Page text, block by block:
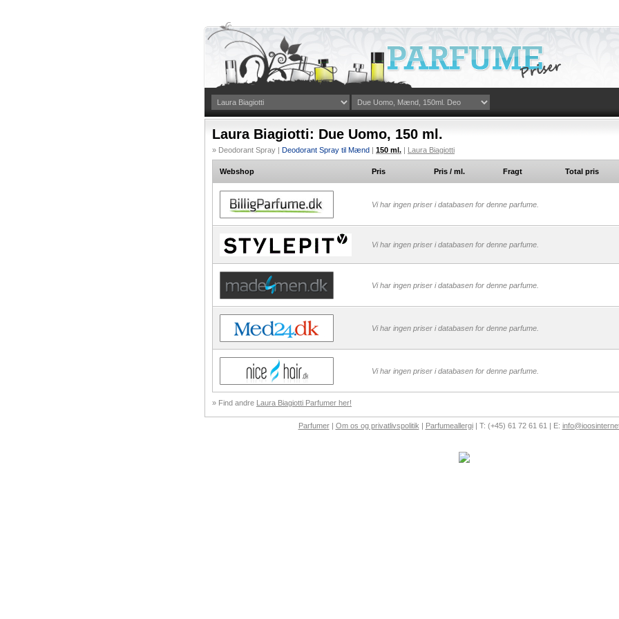
Laura Biagiotti: Due Uomo, 150 ml.
» Deodorant Spray | Deodorant Spray til Mænd | 150 ml. | Laura Biagiotti
Webshop Pris Pris / ml. Fragt Total pris
Vi har ingen priser i databasen for denne parfume.
Vi har ingen priser i databasen for denne parfume.
Vi har ingen priser i databasen for denne parfume.
Vi har ingen priser i databasen for denne parfume.
Vi har ingen priser i databasen for denne parfume.
» Find andre Laura Biagiotti Parfumer her!
Parfumer| Om os og privatlivspolitik | Parfumeallergi| T: (+45) 61 72 61 61 | E: